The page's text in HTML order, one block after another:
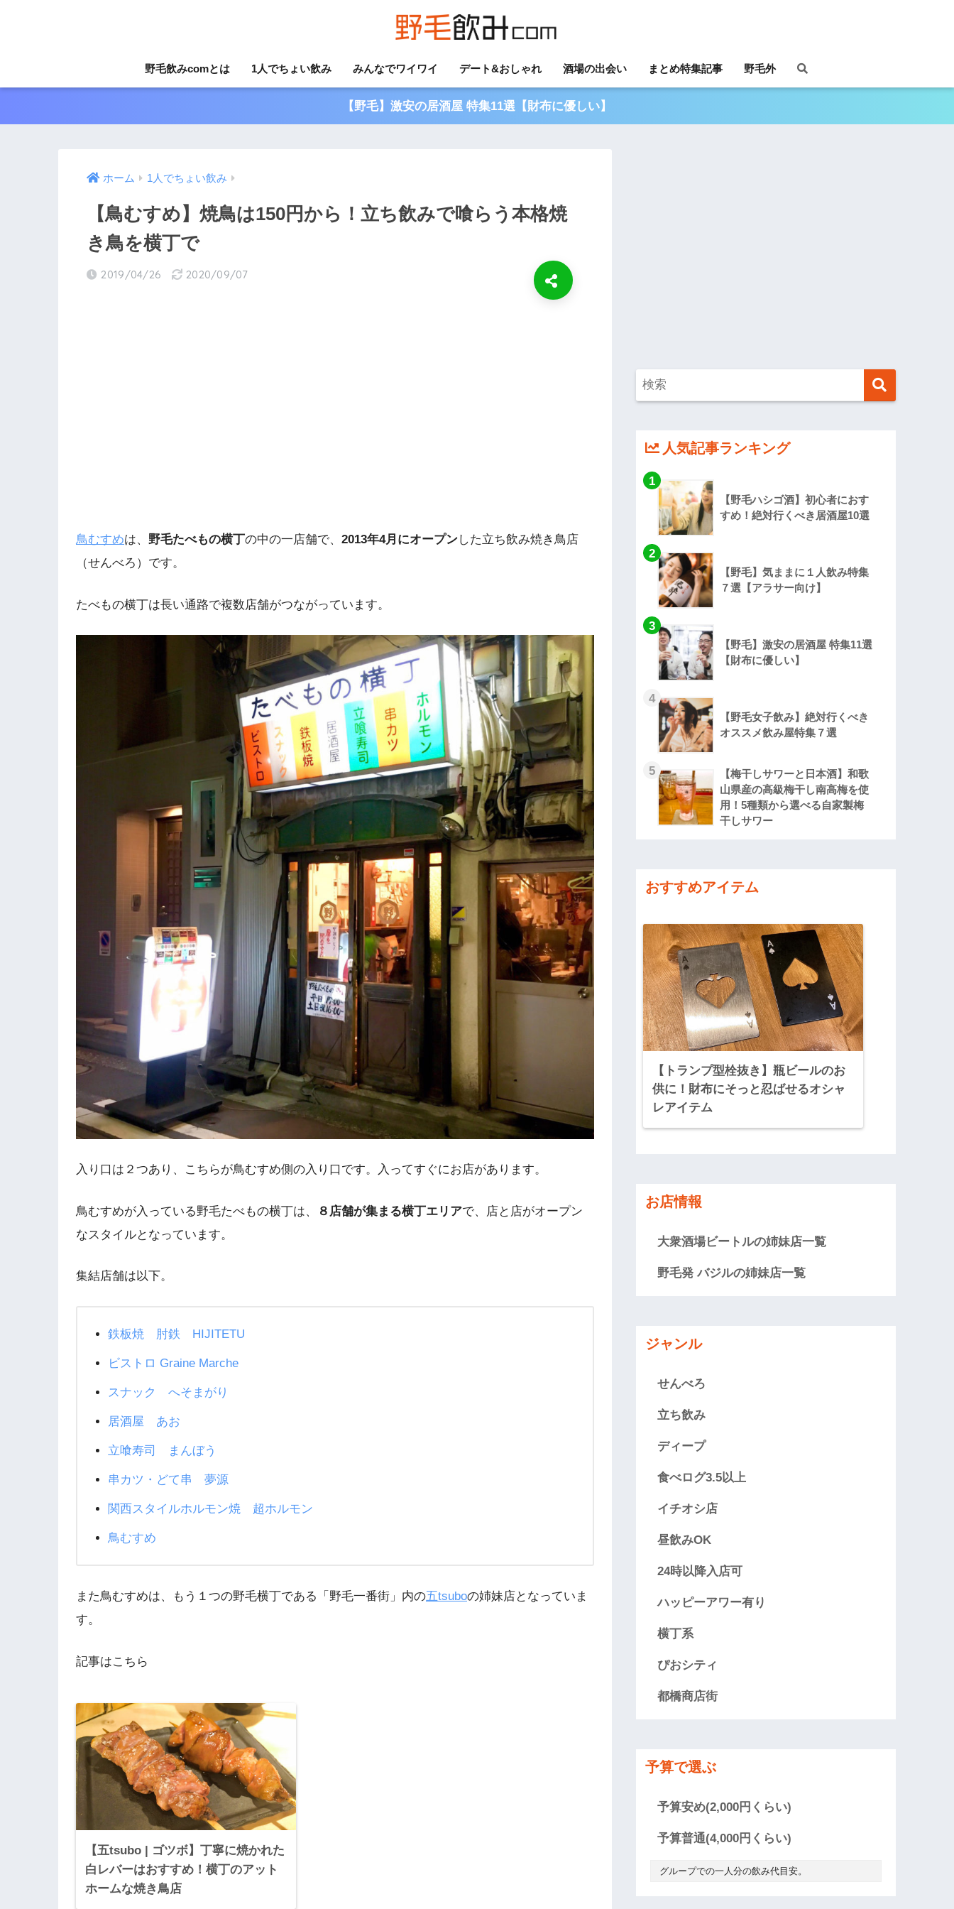
野毛飲みcomとは 1人でちょい飲み みんなでワイワイ デート&おしゃれ 酒場の出会い まとめ特集記事 野毛外
【野毛】激安の居酒屋 特集11選【財布に優しい】
ホーム 1人でちょい飲み
【鳥むすめ】焼鳥は150円から！立ち飲みで喰らう本格焼
き鳥を横丁で
2019/04/26 2020/09/07
鳥むすめは、 野毛たべもの横丁の中の一店舗で、 2013年4月にオープンした立ち飲み焼き鳥店
（せんべろ）です。
たべもの横丁は長い通路で複数店舗がつながっています。
入り口は２つあり、こちらが鳥むすめ側の入り口です。入ってすぐにお店があります。
鳥むすめが入っている野毛たべもの横丁は、 ８店舗が集まる横丁エリアで、店と店がオープン
なスタイルとなっています。
集結店舗は以下。
鉄板焼 肘鉄 HIJITETU
ビストロ Graine Marche
スナック へそまがり
居酒屋 あお
立喰寿司 まんぼう
串カツ・どて串 夢源
関西スタイルホルモン焼 超ホルモン
鳥むすめ
また鳥むすめは、もう１つの野毛横丁である「野毛一番街」内の五tsuboの姉妹店となっていま
す。
記事はこちら
【五tsubo | ゴツボ】丁寧に焼かれた
白レバーはおすすめ！横丁のアット
ホームな焼き鳥店
人気記事ランキング
【野毛ハシゴ酒】初心者におす
すめ！絶対行くべき居酒屋10選
【野毛】気ままに１人飲み特集
７選【アラサー向け】
【野毛】激安の居酒屋 特集11選
【財布に優しい】
【野毛女子飲み】絶対行くべき
オススメ飲み屋特集７選
【梅干しサワーと日本酒】和歌
山県産の高級梅干し南高梅を使
用！5種類から選べる自家製梅
干しサワー
おすすめアイテム
【トランプ型栓抜き】瓶ビールのお
供に！財布にそっと忍ばせるオシャ
レアイテム
お店情報
大衆酒場ビートルの姉妹店一覧
野毛発 バジルの姉妹店一覧
ジャンル
せんべろ
立ち飲み
ディープ
食べログ3.5以上
イチオシ店
昼飲みOK
24時以降入店可
ハッピーアワー有り
横丁系
ぴおシティ
都橋商店街
予算で選ぶ
予算安め(2,000円くらい)
予算普通(4,000円くらい)
グループでの一人分の飲み代目安。